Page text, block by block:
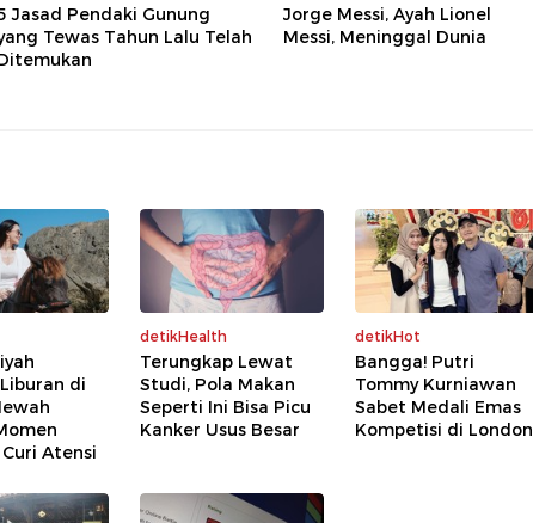
Jasad Pendaki Gunung
Tewas Tahun Lalu Telah
Jorge Messi, Ayah Lionel
Messi, Meninggal Dunia
di
Atensi
detikHealth
Terungkap Lewat
Studi, Pola Makan
Seperti Ini Bisa Picu
Kanker Usus Besar
detikHot
Bangga! Putri
Tommy Kurniawan
Sabet Medali Emas
Kompetisi di London